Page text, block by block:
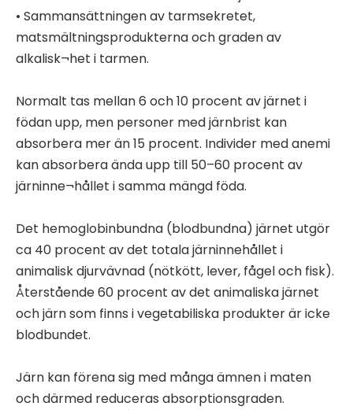
• Sammansättningen av tarmsekretet,
matsmältningsprodukterna och graden av
alkalisk¬het i tarmen.
Normalt tas mellan 6 och 10 procent av järnet i
födan upp, men personer med järnbrist kan
absorbera mer än 15 procent. Individer med anemi
kan absorbera ända upp till 50–60 procent av
järninne¬hållet i samma mängd föda.
Det hemoglobinbundna (blodbundna) järnet utgör
ca 40 procent av det totala järninnehållet i
animalisk djurvävnad (nötkött, lever, fågel och fisk).
Återstående 60 procent av det animaliska järnet
och järn som finns i vegetabiliska produkter är icke
blodbundet.
Järn kan förena sig med många ämnen i maten
och därmed reduceras absorptionsgraden.